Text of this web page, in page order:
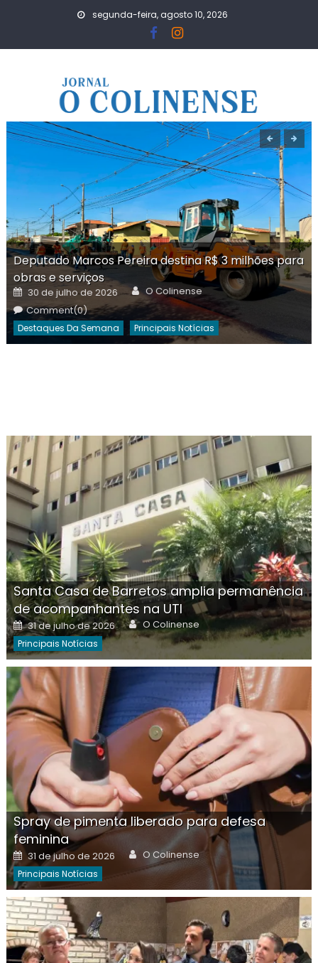
segunda-feira, agosto 10, 2026
Deputado Marcos Pereira destina R$ 3 milhões para
obras e serviços
Posted
on
30 de julho de 2026 Author
O Colinense
Comment(0)
Destaques Da Semana Principais Notícias
Santa Casa de Barretos amplia permanência
de acompanhantes na UTI
Posted
on
31 de julho de 2026 Author
O Colinense
Principais Notícias
Spray de pimenta liberado para defesa
feminina
Posted
on
31 de julho de 2026 Author
O Colinense
Principais Notícias